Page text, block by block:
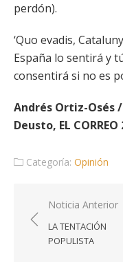
perdón).
‘Quo evadis,
España lo sentirá y
consentirá si no es
Andrés Ortiz-Osés
Deusto, EL
Categoría: Opinión
Navegación
de
entradas
Noticia Anterior
LA TENTACIÓN
POPULISTA